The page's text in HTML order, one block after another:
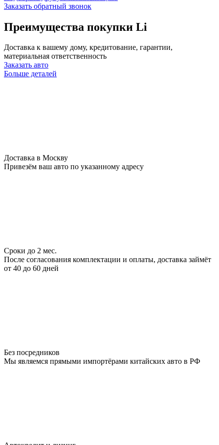
Заказать обратный звонок
Преимущества покупки Li
Доставка к вашему дому, кредитование, гарантии,
материальная ответственность
Заказать авто
Больше деталей
Доставка в Москву
Привезём ваш авто по указанному адресу
Сроки до 2 мес.
После согласования комплектации и оплаты, доставка займёт
от 40 до 60 дней
Без посредников
Мы являемся прямыми импортёрами китайских авто в РФ